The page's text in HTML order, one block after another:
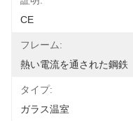
CE
フレーム:
熱い電流を通された鋼鉄
タイプ:
ガラス温室